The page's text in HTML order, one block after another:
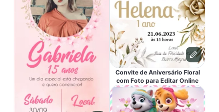
Convite de Aniversário Floral
com Foto para Editar Online